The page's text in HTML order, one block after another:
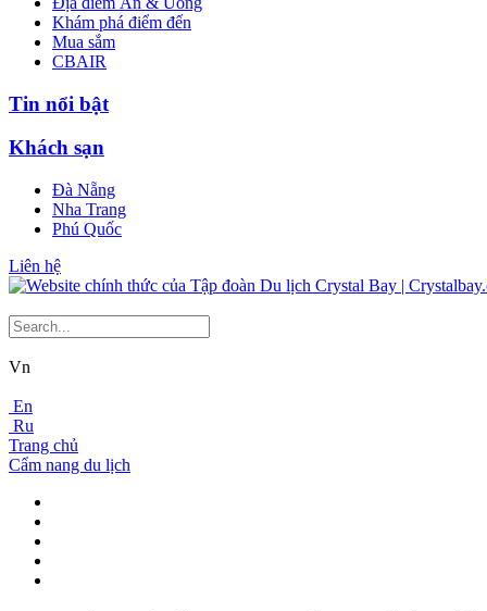
Khám phá điểm đến
Mua sắm
CBAIR
Tin nổi bật
Khách sạn
Đà Nẵng
Nha Trang
Phú Quốc
Liên hệ
Vn
En
Ru
Trang chủ
Cẩm nang du lịch